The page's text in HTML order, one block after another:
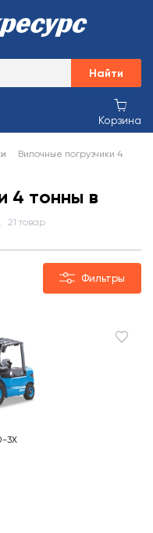
Найти
Корзина
Вилочные погрузчики 4
4 тонны в
21 товар
Фильтры
3X